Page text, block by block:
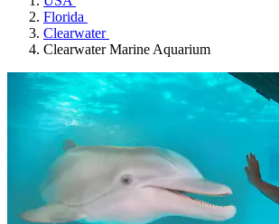
Florida
Clearwater
Clearwater Marine Aquarium